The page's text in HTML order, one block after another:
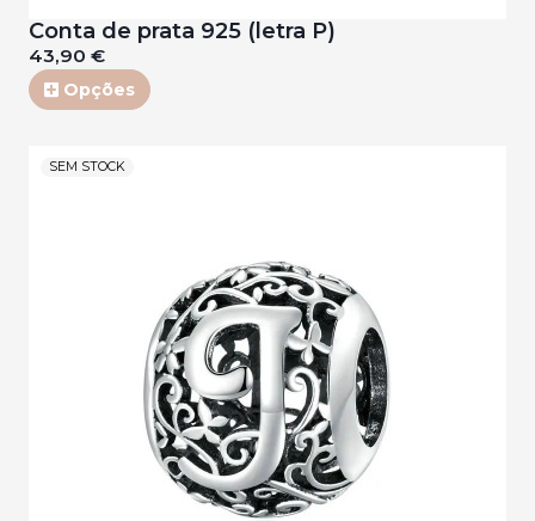
Conta de prata 925 (letra P)
43,90 €
Opções
SEM STOCK